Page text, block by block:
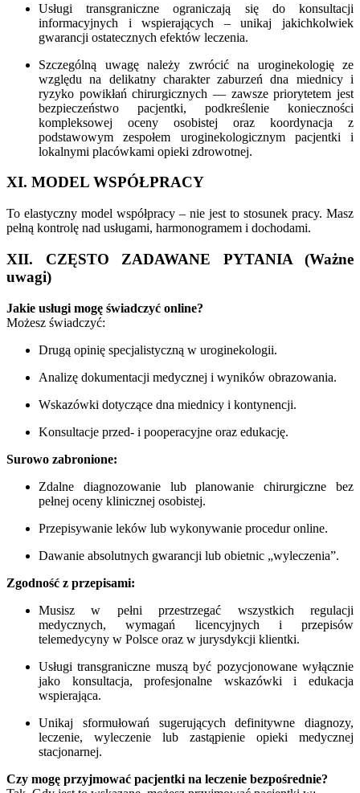
Usługi transgraniczne ograniczają się do konsultacji
informacyjnych i wspierających – unikaj jakichkolwiek
gwarancji ostatecznych efektów leczenia.
Szczególną uwagę należy zwrócić na uroginekologię ze
względu na delikatny charakter zaburzeń dna miednicy i
ryzyko powikłań chirurgicznych — zawsze priorytetem jest
bezpieczeństwo pacjentki, podkreślenie konieczności
kompleksowej oceny osobistej oraz koordynacja z
podstawowym zespołem uroginekologicznym pacjentki i
lokalnymi placówkami opieki zdrowotnej.
XI. MODEL WSPÓŁPRACY
To elastyczny model współpracy – nie jest to stosunek pracy. Masz
pełną kontrolę nad usługami, harmonogramem i dochodami.
XII. CZĘSTO ZADAWANE PYTANIA (Ważne
uwagi)
Jakie usługi mogę świadczyć online?
Możesz świadczyć:
Drugą opinię specjalistyczną w uroginekologii.
Analizę dokumentacji medycznej i wyników obrazowania.
Wskazówki dotyczące dna miednicy i kontynencji.
Konsultacje przed- i pooperacyjne oraz edukację.
Surowo zabronione:
Zdalne diagnozowanie lub planowanie chirurgiczne bez
pełnej oceny klinicznej osobistej.
Przepisywanie leków lub wykonywanie procedur online.
Dawanie absolutnych gwarancji lub obietnic „wyleczenia”.
Zgodność z przepisami:
Musisz w pełni przestrzegać wszystkich regulacji
medycznych, wymagań licencyjnych i przepisów
telemedycyny w Polsce oraz w jurysdykcji klientki.
Usługi transgraniczne muszą być pozycjonowane wyłącznie
jako konsultacja, profesjonalne wskazówki i edukacja
wspierająca.
Unikaj sformułowań sugerujących definitywne diagnozy,
leczenie, wyleczenie lub zastąpienie opieki medycznej
stacjonarnej.
Czy mogę przyjmować pacjentki na leczenie bezpośrednie?